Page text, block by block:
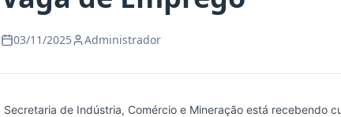
03/11/2025 Administrador
Secretaria de Indústria, Comércio e Mineração está recebendo